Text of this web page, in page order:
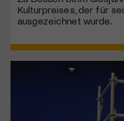
Kulturpreises, der für
ausgezeichnet wurde.